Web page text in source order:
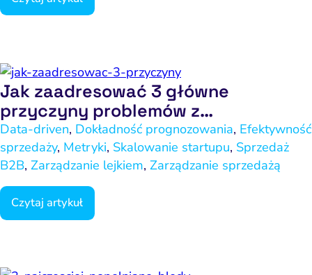
w AI Search
Zarządzanie reputacją
Jak zaadresować 3 główne
przyczyny problemów z
prognozowaniem sprzedaży ?
Data-driven, Dokładność prognozowania, Efektywność
sprzedaży, Metryki, Skalowanie startupu, Sprzedaż
B2B, Zarządzanie lejkiem, Zarządzanie sprzedażą
Czytaj artykuł